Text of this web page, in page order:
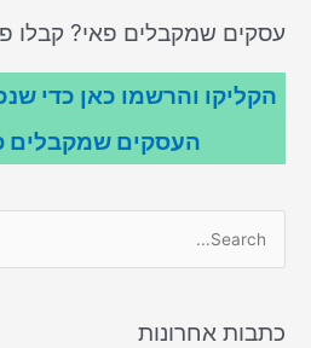
עסקים שמקבלים פאי? קבלו
הקליקו והרשמו כאן כדי
העסקים שמקבלים
r
כתבות אחרונות